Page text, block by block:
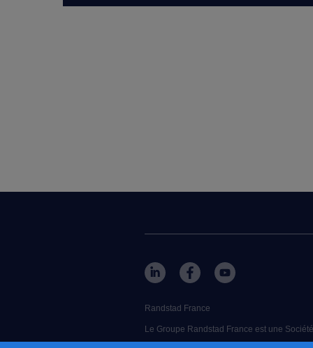
Randstad France
Le Groupe Randstad France est une